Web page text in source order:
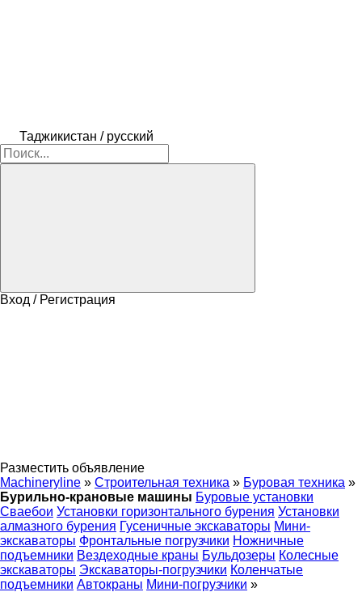
Таджикистан / русский
Вход / Регистрация
Разместить объявление
Machineryline » Строительная техника » Буровая техника »
Бурильно-крановые машины Буровые установки
Сваебои Установки горизонтального бурения Установки
алмазного бурения Гусеничные экскаваторы Мини-
экскаваторы Фронтальные погрузчики Ножничные
подъемники Вездеходные краны Бульдозеры Колесные
экскаваторы Экскаваторы-погрузчики Коленчатые
подъемники Автокраны Мини-погрузчики »